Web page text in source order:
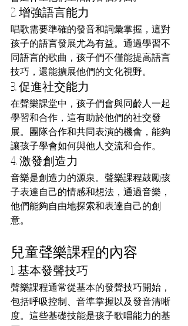
2. 增強語言能力
唱歌需要準確的發音和詞彙掌握，這對
孩子的語言發展尤為有益。通過學習不
同語言的歌曲，孩子們不僅能提高語言
技巧，還能擴展他們的文化視野。
3. 促進社交能力
在聲樂課堂中，孩子們會與同齡人一起
學習和合作，這有助於他們的社交發
展。團隊合作和共同表演的機會，能夠
讓孩子學會如何與他人交流和合作。
4. 激發創造力
音樂是創造力的源泉。聲樂課程鼓勵孩
子表達自己的情感和想法，通過音樂，
他們能夠自由地探索和表達自己的創
意。
兒童聲樂課程的內容
1. 基本發聲技巧
聲樂課程通常從基本的發聲技巧開始，
包括呼吸控制、音準掌握以及發音清晰
度。這些基礎技能是孩子歌唱能力的基